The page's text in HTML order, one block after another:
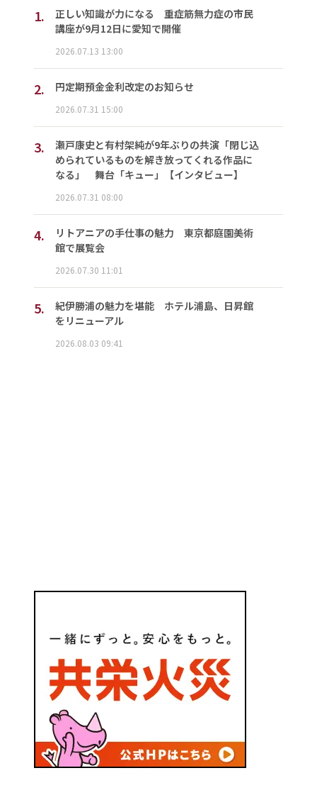
1.
正しい知識が力になる 重症筋無力症の市民
講座が9月12日に愛知で開催
2026.07.13 13:00
2. 円定期預金金利改定のお知らせ
2026.07.31 15:00
3.
瀬戸康史と有村架純が9年ぶりの共演「閉じ込
められているものを解き放ってくれる作品に
なる」 舞台「キュー」【インタビュー】
2026.07.31 08:00
4.
リトアニアの手仕事の魅力 東京都庭園美術
館で展覧会
2026.07.30 11:01
5.
紀伊勝浦の魅力を堪能 ホテル浦島、日昇館
をリニューアル
2026.08.03 09:41